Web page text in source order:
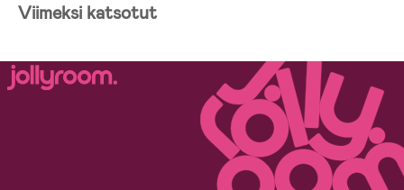
Viimeksi katsotut